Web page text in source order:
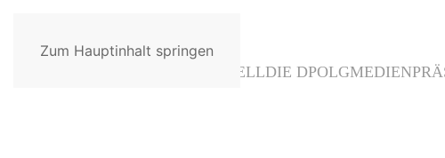
Zum Hauptinhalt springen
AKTUELLDIE DPOLG